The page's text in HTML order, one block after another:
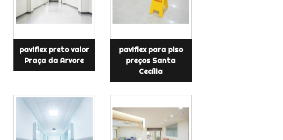
paviflex preto valor
Praça da Arvore
paviflex para piso
preços Santa
Cecília